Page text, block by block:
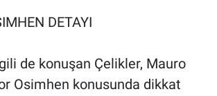
DETAYI
de konuşan Çelikler, Mauro
Osimhen konusunda dikkat